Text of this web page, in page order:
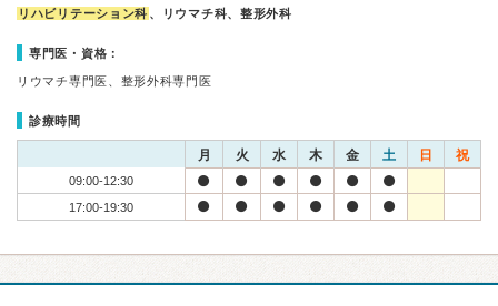
リハビリテーション科 、リウマチ科、整形外科
専門医・資格：
リウマチ専門医、整形外科専門医
診療時間
月 火 水 木 金 土 日 祝
09:00-12:30
17:00-19:30